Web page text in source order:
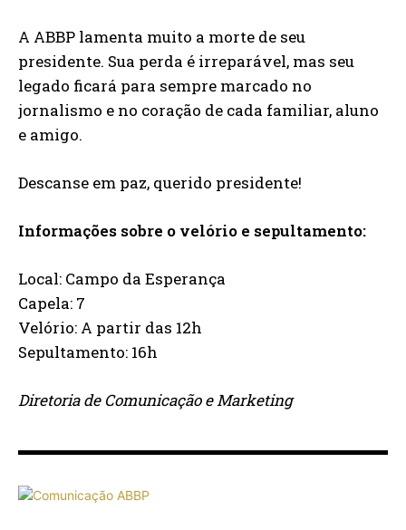
A ABBP lamenta muito a morte de seu
presidente. Sua perda é irreparável, mas seu
legado ficará para sempre marcado no
jornalismo e no coração de cada familiar, aluno
e amigo.
Descanse em paz, querido presidente!
Informações sobre o velório e sepultamento:
Local: Campo da Esperança
Capela: 7
Velório: A partir das 12h
Sepultamento: 16h
Diretoria de Comunicação e Marketing